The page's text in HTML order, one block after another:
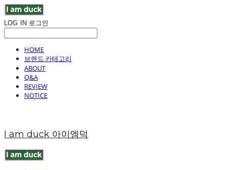
LOG IN 로그인
HOME
브랜드 카테고리
ABOUT
Q&A
REVIEW
NOTICE
I am duck 아이엠덕